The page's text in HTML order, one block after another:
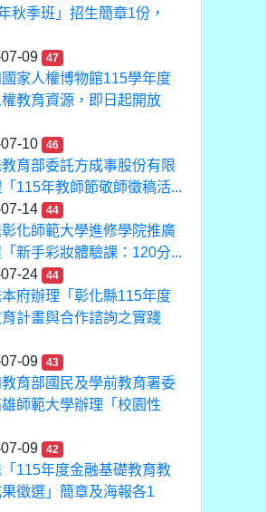
秋季班」招生簡章1份，
09
47
家人權博物館115學年度
權教育資源，即日起開放
10
46
育部委託方成事股份有限
115年教師節敬師徵稿活...
14
44
化師範大學進修學院推廣
新手彩妝體驗課：120分...
24
44
府辦理「彰化縣115年度
計畫與合作諮詢之實踐
09
43
育部國民及學前教育署委
師範大學辦理「校園性
09
42
115年度金融基礎教育教
徵選」簡章及海報各1